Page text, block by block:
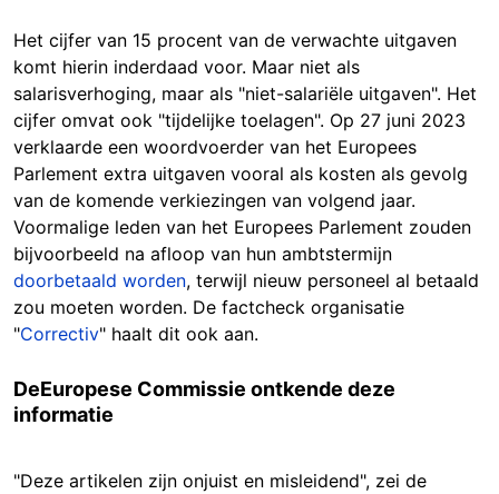
Het cijfer van 15 procent van de verwachte uitgaven
komt hierin inderdaad voor. Maar niet als
salarisverhoging, maar als "niet-salariële uitgaven". Het
cijfer omvat ook "tijdelijke toelagen". Op 27 juni 2023
verklaarde een woordvoerder van het Europees
Parlement extra uitgaven vooral als kosten als gevolg
van de komende verkiezingen van volgend jaar.
Voormalige leden van het Europees Parlement zouden
bijvoorbeeld na afloop van hun ambtstermijn
doorbetaald worden, terwijl nieuw personeel al betaald
zou moeten worden. De factcheck organisatie
"Correctiv" haalt dit ook aan.
DeEuropese Commissie ontkende deze
informatie
"Deze artikelen zijn onjuist en misleidend", zei de